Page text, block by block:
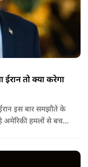
तो क्या करेगा
अमेरिकी हमलों से बच